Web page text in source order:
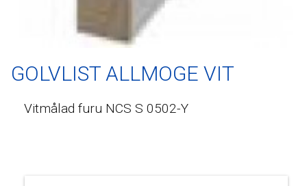
GOLVLIST ALLMOGE VIT
Vitmålad furu NCS S 0502-Y